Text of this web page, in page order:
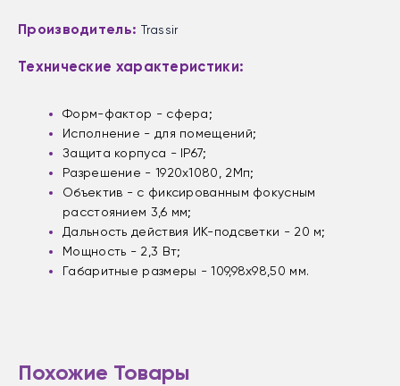
Производитель: Trassir
Технические характеристики:
Форм-фактор - сфера;
Исполнение - для помещений;
Защита корпуса - IP67;
Разрешение - 1920х1080, 2Мп;
Объектив - с фиксированным фокусным
расстоянием 3,6 мм;
Дальность действия ИК-подсветки - 20 м;
Мощность - 2,3 Вт;
Габаритные размеры - 109,98х98,50 мм.
Похожие Товары